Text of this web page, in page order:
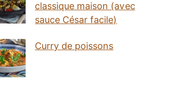
classique maison (avec
sauce César facile)
Curry de poissons